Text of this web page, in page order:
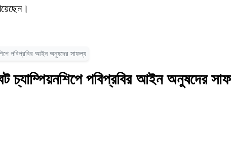
পবিপ্রবির আইন অনুষদের সাফল্য
পবিপ্রবির আইন অনুষদের